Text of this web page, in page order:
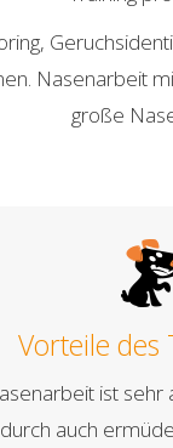
Nasenarbeit
große
Vorteile des
ist sehr
auch